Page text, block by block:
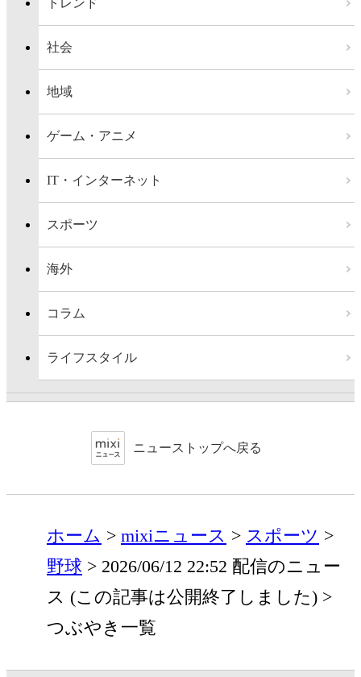
トレンド
社会
地域
ゲーム・アニメ
IT・インターネット
スポーツ
海外
コラム
ライフスタイル
ニューストップへ戻る
ホーム mixiニュース
スポーツ
野球
2026/06/12 22:52 配信のニュー
ス (この記事は公開終了しました)
つぶやき一覧